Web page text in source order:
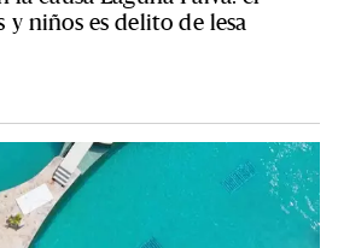
niños es delito de lesa